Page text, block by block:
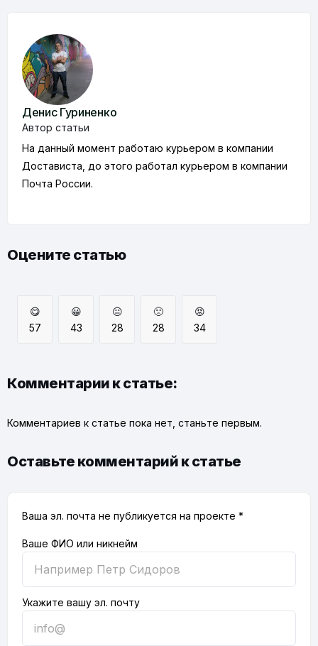
Денис Гуриненко
Автор статьи
На данный момент работаю курьером в компании
Достависта, до этого работал курьером в компании
Почта России.
Оцените статью
😋
57
😀
43
😐
28
🙁
28
😡
34
Комментарии к статье:
Комментариев к статье пока нет, станьте первым.
Оставьте комментарий к статье
Ваша эл. почта не публикуется на проекте *
Ваше ФИО или никнейм
Укажите вашу эл. почту